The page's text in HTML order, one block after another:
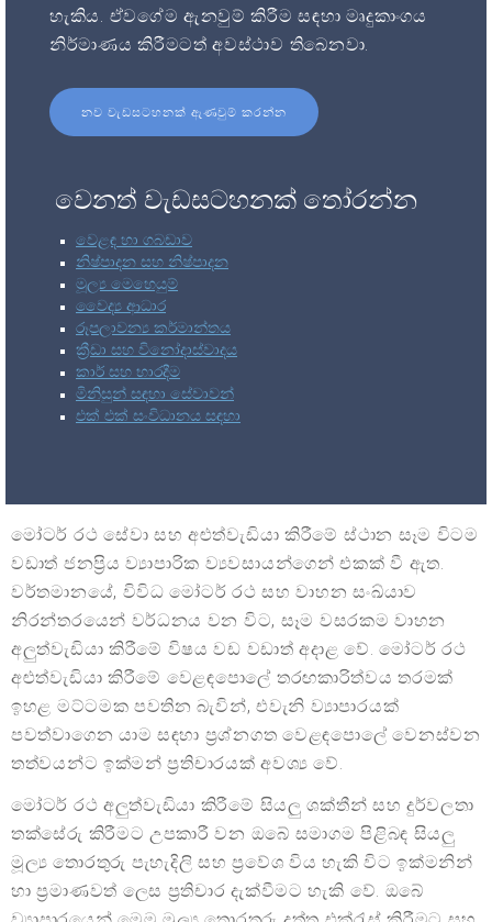
හැකිය. ඒවගේම ඇනවුම් කිරීම සඳහා මෘදුකාංගය
නිර්මාණය කිරීමටත් අවස්ථාව තිබෙනවා.
නව වැඩසටහනක් ඇණවුම් කරන්න
වෙනත් වැඩසටහනක් තෝරන්න
වෙළඳ හා ගබඩාව
නිෂ්පාදන සහ නිෂ්පාදන
මූල්‍ය මෙහෙයුම්
වෛද්‍ය ආධාර
රූපලාවන්‍ය කර්මාන්තය
ක්‍රීඩා සහ විනෝදාස්වාදය
කාර් සහ භාරදීම
මිනිසුන් සඳහා සේවාවන්
එක් එක් සංවිධානය සඳහා
මෝටර් රථ සේවා සහ අළුත්වැඩියා කිරීමේ ස්ථාන සෑම විටම
වඩාත් ජනප්‍රිය ව්‍යාපාරික ව්‍යවසායන්ගෙන් එකක් වී ඇත.
වර්තමානයේ, විවිධ මෝටර් රථ සහ වාහන සංඛ්යාව
නිරන්තරයෙන් වර්ධනය වන විට, සෑම වසරකම වාහන
අලුත්වැඩියා කිරීමේ විෂය වඩ වඩාත් අදාළ වේ. මෝටර් රථ
අළුත්වැඩියා කිරීමේ වෙළඳපොලේ තරඟකාරිත්වය තරමක්
ඉහළ මට්ටමක පවතින බැවින්, එවැනි ව්‍යාපාරයක්
පවත්වාගෙන යාම සඳහා ප්‍රශ්නගත වෙළඳපොලේ වෙනස්වන
තත්වයන්ට ඉක්මන් ප්‍රතිචාරයක් අවශ්‍ය වේ.
මෝටර් රථ අලුත්වැඩියා කිරීමේ සියලු ශක්තීන් සහ දුර්වලතා
තක්සේරු කිරීමට උපකාරී වන ඔබේ සමාගම පිළිබඳ සියලු
මූල්‍ය තොරතුරු පැහැදිලි සහ ප්‍රවේශ විය හැකි විට ඉක්මනින්
හා ප්‍රමාණවත් ලෙස ප්‍රතිචාර දැක්වීමට හැකි වේ. ඔබේ